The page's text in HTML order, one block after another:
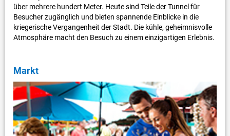
über mehrere hundert Meter. Heute sind Teile der Tunnel für
Besucher zugänglich und bieten spannende Einblicke in die
kriegerische Vergangenheit der Stadt. Die kühle, geheimnisvolle
Atmosphäre macht den Besuch zu einem einzigartigen Erlebnis.
Markt